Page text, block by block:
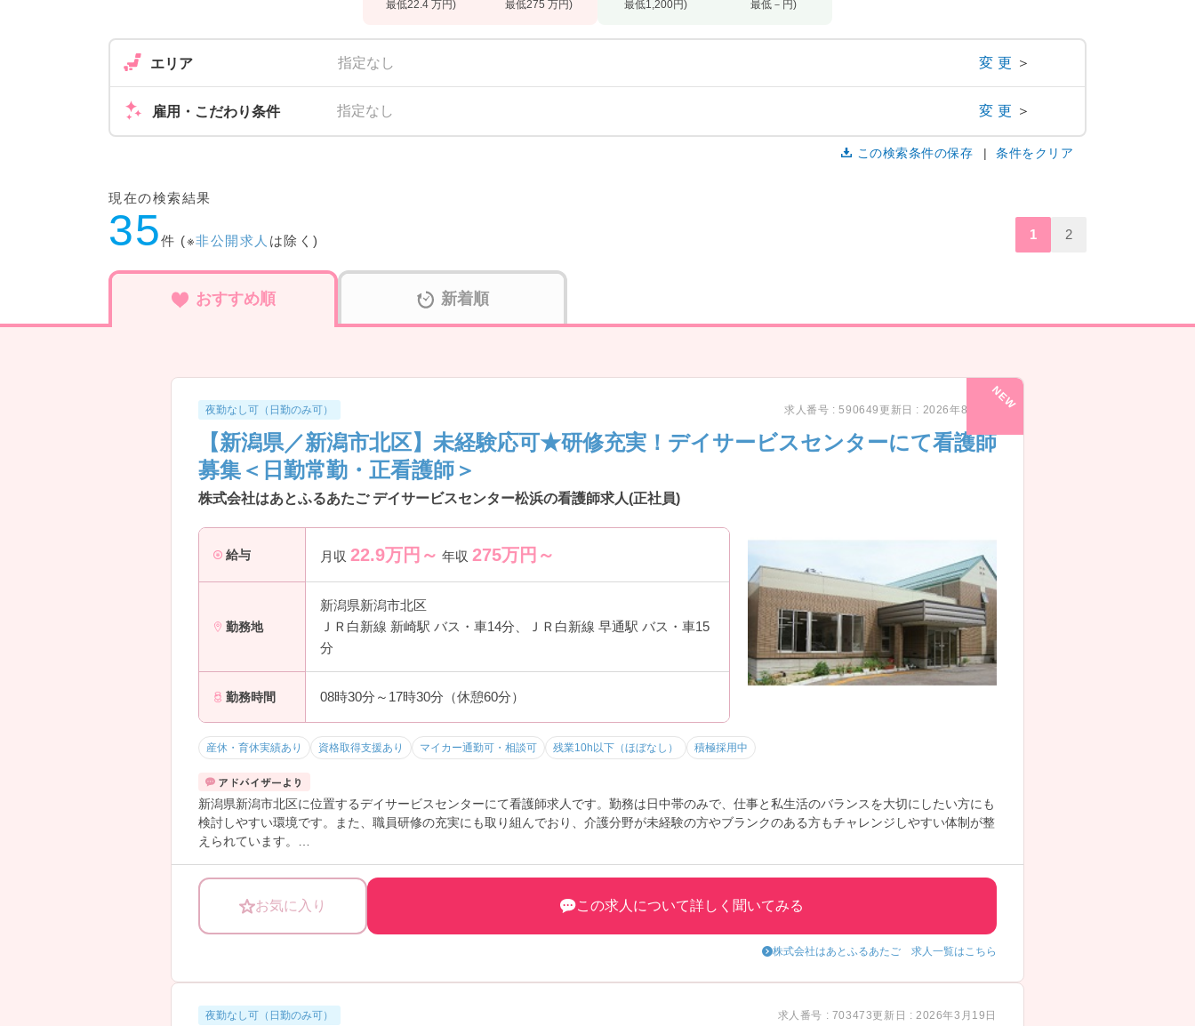
最低22.4 万円) 最低275 万円) 最低1,200円) 最低－円)
エリア 指定なし 変更 ＞
雇用・こだわり条件 指定なし 変更 ＞
この検索条件の保存 条件をクリア
現在の検索結果
35件 (※非公開求人 は除く) 1 2
おすすめ順 新着順
夜勤なし可（日勤のみ可） 求人番号 : 590649更新日 : 2026年8月7日
【新潟県／新潟市北区】未経験応可★研修充実！デイサービスセンターにて看護師
募集＜日勤常勤・正看護師＞
株式会社はあとふるあたご デイサービスセンター松浜の看護師求人(正社員)
給与 月収 22.9万円～ 年収 275万円～
勤務地
新潟県新潟市北区
ＪＲ白新線 新崎駅 バス・車14分、ＪＲ白新線 早通駅 バス・車15
分
勤務時間 08時30分～17時30分（休憩60分）
産休・育休実績あり 資格取得支援あり マイカー通勤可・相談可 残業10h以下（ほぼなし） 積極採用中
新潟県新潟市北区に位置するデイサービスセンターにて看護師求人です。勤務は日中帯のみで、仕事と私生活のバランスを大切にしたい方にも
検討しやすい環境です。また、職員研修の充実にも取り組んでおり、介護分野が未経験の方やブランクのある方もチャレンジしやすい体制が整
えられています。
お気に入り この求人について詳しく聞いてみる
株式会社はあとふるあたご 求人一覧はこちら
夜勤なし可（日勤のみ可） 求人番号 : 703473更新日 : 2026年3月19日